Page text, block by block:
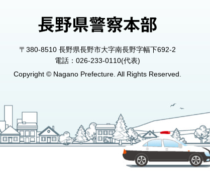
〒380-8510 長野県長野市大字南長野字幅下692-2
電話：026-233-0110(代表)
Copyright © Nagano Prefecture. All Rights Reserved.